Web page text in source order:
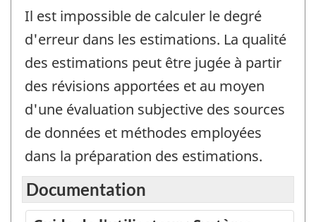
Il est impossible de calculer le degré
d'erreur dans les estimations. La qualité
des estimations peut être jugée à partir
des révisions apportées et au moyen
d'une évaluation subjective des sources
de données et méthodes employées
dans la préparation des estimations.
Documentation